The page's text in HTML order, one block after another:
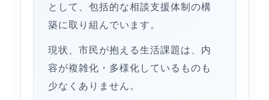
として、包括的な相談支援体制の構
築に取り組んでいます。
現状、市民が抱える生活課題は、内
容が複雑化・多様化しているものも
少なくありません。